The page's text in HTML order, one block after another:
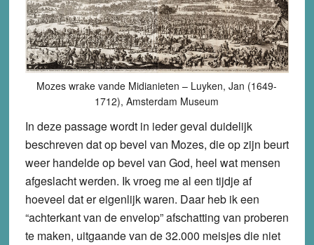
Mozes wrake vande Midianieten – Luyken, Jan (1649-
1712), Amsterdam Museum
In deze passage wordt in ieder geval duidelijk
beschreven dat op bevel van Mozes, die op zijn beurt
weer handelde op bevel van God, heel wat mensen
afgeslacht werden. Ik vroeg me al een tijdje af
hoeveel dat er eigenlijk waren. Daar heb ik een
“achterkant van de envelop” afschatting van proberen
te maken, uitgaande van de 32.000 meisjes die niet